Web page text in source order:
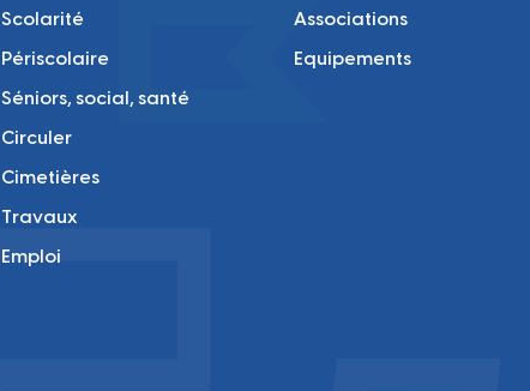
Scolarité
Périscolaire
Séniors, social, santé
Circuler
Cimetières
Travaux
Emploi
Associations
Equipements